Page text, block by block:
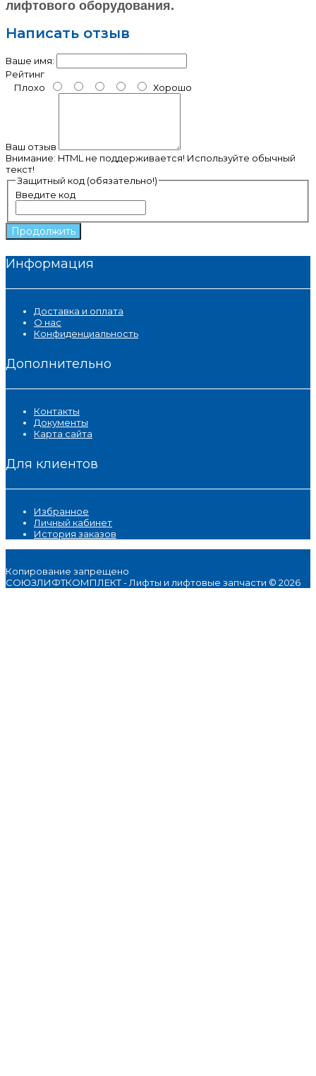
лифтового оборудования.
Написать отзыв
Ваше имя:
Рейтинг
Плохо
Хорошо
Ваш отзыв
Внимание: HTML не поддерживается! Используйте обычный
текст!
Защитный код (обязательно!)
Введите код
Продолжить
Информация
Доставка и оплата
О нас
Конфиденциальность
Дополнительно
Контакты
Документы
Карта сайта
Для клиентов
Избранное
Личный кабинет
История заказов
Копирование запрещено
СОЮЗЛИФТКОМПЛЕКТ - Лифты и лифтовые запчасти © 2026